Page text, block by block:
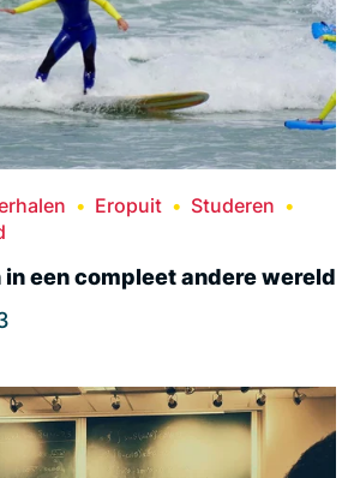
Eropuit
Studeren
in een compleet andere wereld